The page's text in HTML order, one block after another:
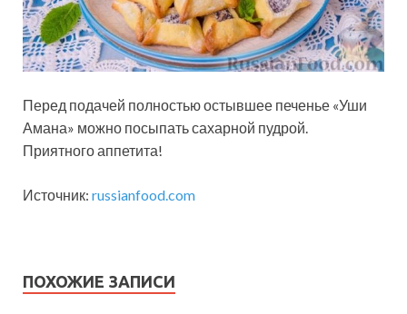
Перед подачей полностью остывшее печенье «Уши
Амана» можно посыпать сахарной пудрой.
Приятного аппетита!
Источник: russianfood.com
ПОХОЖИЕ ЗАПИСИ